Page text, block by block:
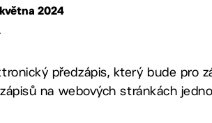
května 2024
předzápis, který bude pro
na webových stránkách